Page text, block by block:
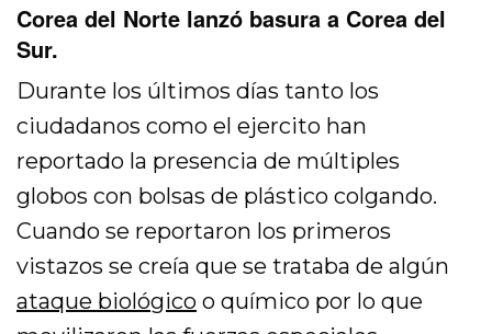
Corea del Norte lanzó basura a Corea del
Sur.
Durante los últimos días tanto los
ciudadanos como el ejercito han
reportado la presencia de múltiples
globos con bolsas de plástico colgando.
Cuando se reportaron los primeros
vistazos se creía que se trataba de algún
ataque biológico o químico por lo que